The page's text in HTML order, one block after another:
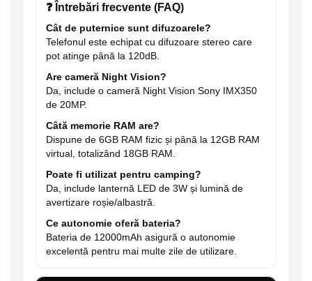
❓ Întrebări frecvente (FAQ)
Cât de puternice sunt difuzoarele?
Telefonul este echipat cu difuzoare stereo care
pot atinge până la 120dB.
Are cameră Night Vision?
Da, include o cameră Night Vision Sony IMX350
de 20MP.
Câtă memorie RAM are?
Dispune de 6GB RAM fizic și până la 12GB RAM
virtual, totalizând 18GB RAM.
Poate fi utilizat pentru camping?
Da, include lanternă LED de 3W și lumină de
avertizare roșie/albastră.
Ce autonomie oferă bateria?
Bateria de 12000mAh asigură o autonomie
excelentă pentru mai multe zile de utilizare.